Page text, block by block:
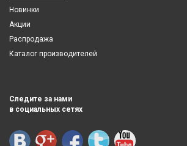
Новинки
Акции
Распродажа
Каталог производителей
Следите за нами
в социальных сетях